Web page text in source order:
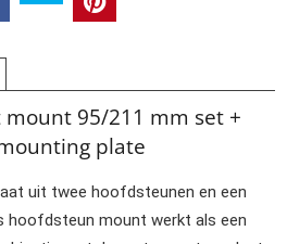
95/211 mm set +
plate
uit twee hoofdsteunen en een
hoofdsteun mount werkt als een